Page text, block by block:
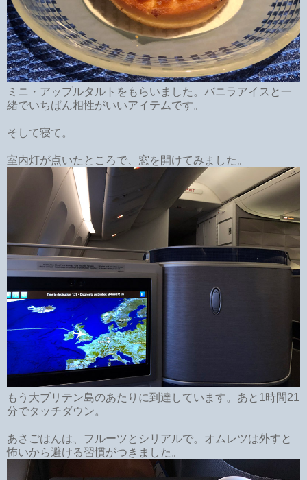
ミニ・アップルタルトをもらいました。バニラアイスと一
緒でいちばん相性がいいアイテムです。
そして寝て。
室内灯が点いたところで、窓を開けてみました。
もう大ブリテン島のあたりに到達しています。あと1時間21
分でタッチダウン。
あさごはんは、フルーツとシリアルで。オムレツは外すと
怖いから避ける習慣がつきました。